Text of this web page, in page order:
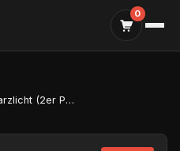
0
AlMassiva Prefilled Pods – Schwarzlicht (2er Pack)